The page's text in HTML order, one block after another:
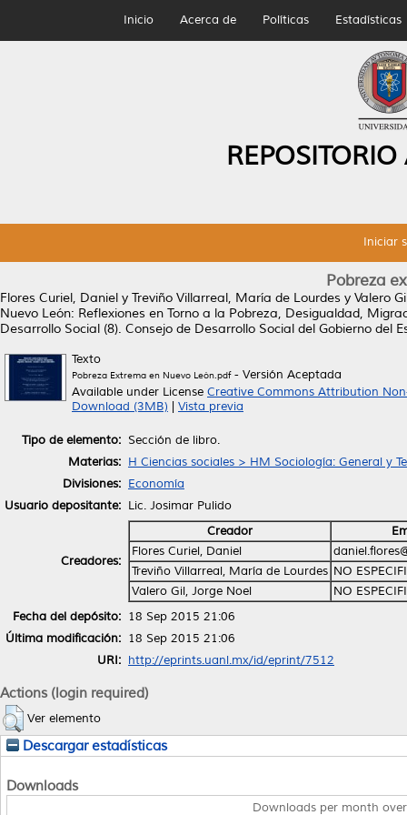
Inicio Acerca de Políticas Estadísticas
Iniciar
Pobreza
Flores Curiel, Daniel y Treviño Villarreal, María de Lourdes y Valero
Nuevo León: Reflexiones en Torno a la Pobreza, Desigualdad,
Desarrollo Social (8). Consejo de Desarrollo Social del Gobierno del
Texto
Pobreza Extrema en Nuevo León.pdf- Versión Aceptada
Available under License Creative Commons Attribution
Download (3MB)
Vista previa
Tipo de elemento: Sección de libro.
Materias: H Ciencias sociales > HM Sociología: General y
Divisiones: Economía
Usuario depositante: Lic. Josimar Pulido
Creadores:
Creador
Flores Curiel, Daniel
Treviño Villarreal, María de Lourdes NO
Valero Gil, Jorge Noel
NO
Fecha del depósito: 18 Sep 2015 21:06
Última modificación: 18 Sep 2015 21:06
URI: http://eprints.uanl.mx/id/eprint/7512
Actions (login required)
Ver elemento
Descargar estadísticas
Downloads
Downloads per month